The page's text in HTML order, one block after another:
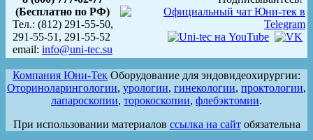
(Бесплатно по РФ)
Тел.: (812) 291-55-50,
291-55-51, 291-55-52
email: info@uni-tec.su
Компания Юни-Тек Оборудование для эндовидеохирургии:
Оториноларингологии, урологии, гинекологии, проктологии,
лапароскопии, торокоскопии, флебэктомии.
При использовании материалов ссылка на сайтобязательна